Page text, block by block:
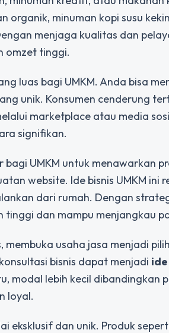
organik, minuman kopi susu
menjaga kualitas dan
omzet tinggi.
luas bagi UMKM. Anda bisa
unik. Konsumen cenderung
marketplace atau media
signifikan.
UMKM untuk menawarkan
website. Ide bisnis UMKM
dari rumah. Dengan
dan mampu menjangkau
membuka usaha jasa menjadi
bisnis dapat menjadi ide
modal lebih kecil dibandingkan
loyal.
eksklusif dan unik. Produk